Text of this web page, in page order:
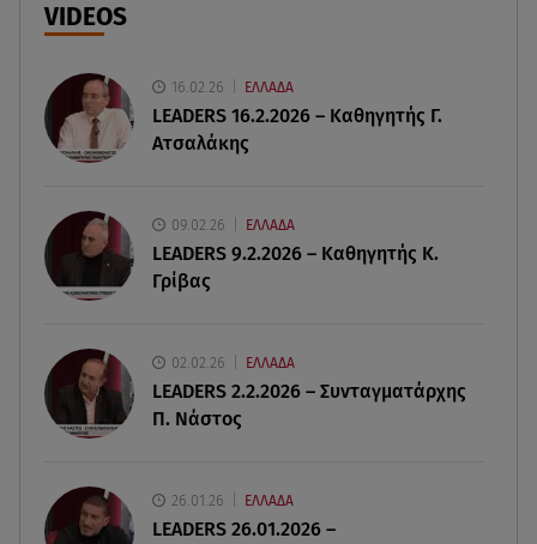
06.08.26 , 21:07
εξοπλισμού στον Άγιο Βασίλειο
06.08.26 , 20:49
06.08.26 , 20:25
Πώς επικοινωνούν τα ελικόπτερα στη φωτιά και
06.08.26 , 20:16
Αθηνά Οικονομάκου από την Μπόρα Μπόρα:
«Έσκασε όλη η κούραση του χειμώνα»
Σαμοθράκη: Συγκλονιστική διάσωση 15χρονης
από δύσβατο φαράγγι
VIDEOS
16.02.26 ΕΛΛΑΔΑ
LEADERS 16.2.2026 – Καθηγητής Γ.
Ατσαλάκης
09.02.26 ΕΛΛΑΔΑ
LEADERS 9.2.2026 – Καθηγητής Κ.
Γρίβας
02.02.26 ΕΛΛΑΔΑ
LEADERS 2.2.2026 – Συνταγματάρχης
Π. Νάστος
26.01.26 ΕΛΛΑΔΑ
LEADERS 26.01.2026 –